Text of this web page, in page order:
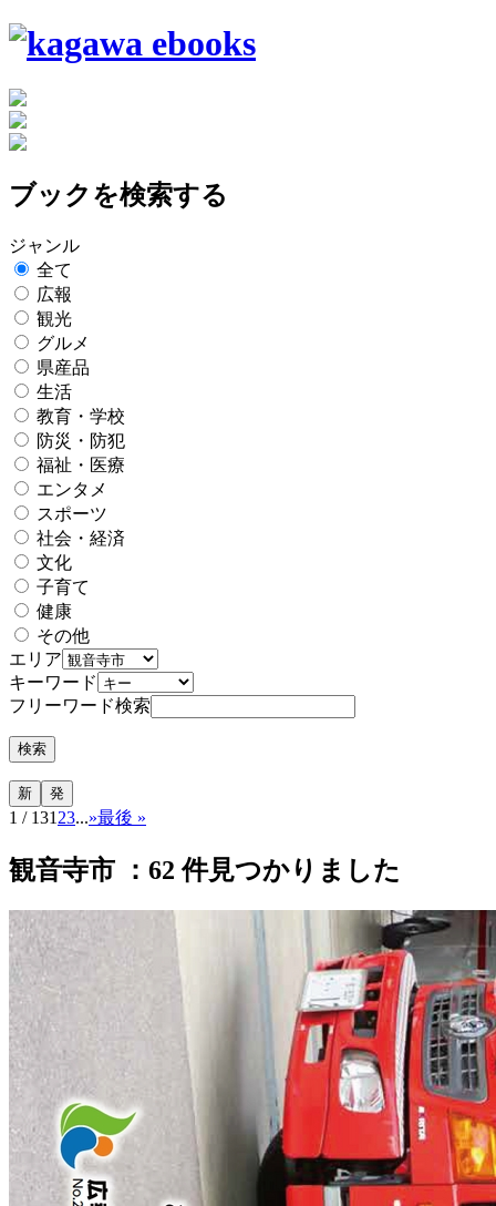
ブックを検索する
ジャンル
全て
広報
観光
グルメ
県産品
生活
教育・学校
防災・防犯
福祉・医療
エンタメ
スポーツ
社会・経済
文化
子育て
健康
その他
エリア
キーワード
フリーワード検索
1 / 131 23...»最後 »
観音寺市 ： 62 件見つかりました